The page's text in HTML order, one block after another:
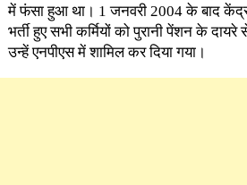
में फंसा हुआ था। 1 जनवरी 2004 के बाद केंद्र
भर्ती हुए सभी कर्मियों को पुरानी पेंशन के
उन्हें एनपीएस में शामिल कर दिया गया।